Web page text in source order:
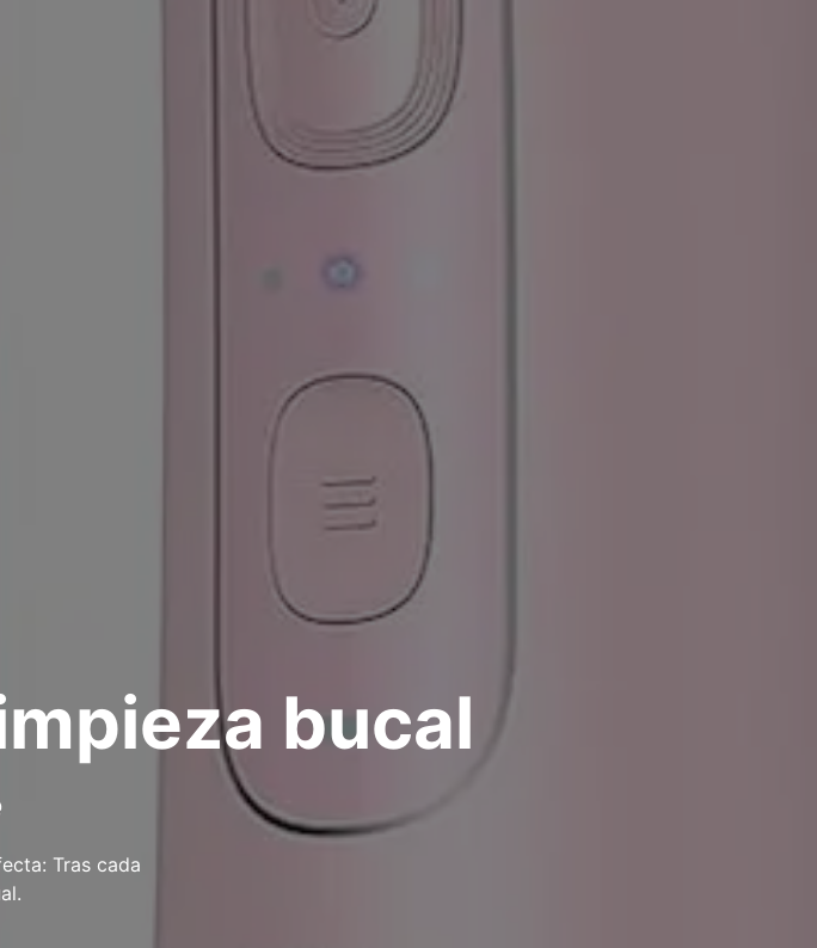
bucal
Tras cada